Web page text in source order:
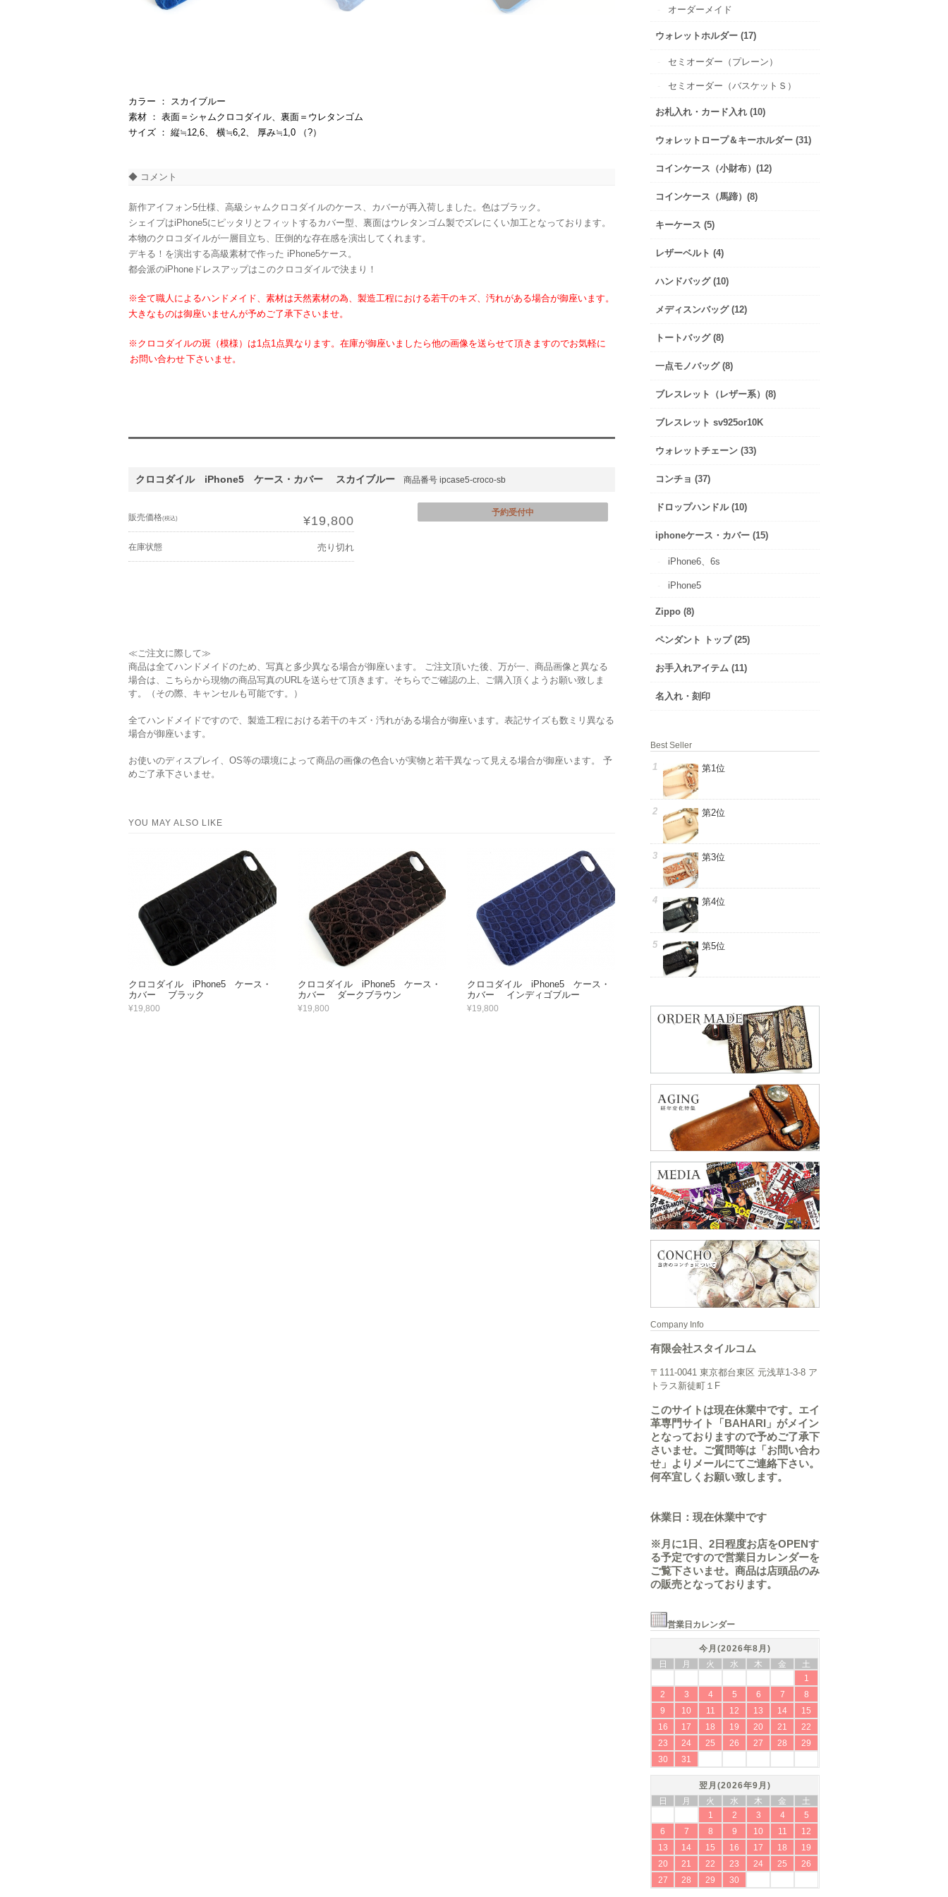
カラー ： スカイブルー
素材 ： 表面＝シャムクロコダイル、裏面＝ウレタンゴム
サイズ ： 縦≒12,6、 横≒6,2、 厚み≒1,0 （?）
◆ コメント
新作アイフォン5仕様、高級シャムクロコダイルのケース、カバーが再入荷しました。色はブラック。
シェイプはiPhone5にピッタリとフィットするカバー型、裏面はウレタンゴム製でズレにくい加工となっております。
本物のクロコダイルが一層目立ち、圧倒的な存在感を演出してくれます。
デキる！を演出する高級素材で作った iPhone5ケース。
都会派のiPhoneドレスアップはこのクロコダイルで決まり！
※全て職人によるハンドメイド、素材は天然素材の為、製造工程における若干のキズ、汚れがある場合が御座います。
大きなものは御座いませんが予めご了承下さいませ。
※クロコダイルの斑（模様）は1点1点異なります。在庫が御座いましたら他の画像を送らせて頂きますのでお気軽に
お問い合わせ下さいませ。
クロコダイル iPhone5 ケース・カバー スカイブルー 商品番号 ipcase5-croco-sb
販売価格(税込) ¥19,800
在庫状態 売り切れ
予約受付中
≪ご注文に際して≫
商品は全てハンドメイドのため、写真と多少異なる場合が御座います。 ご注文頂いた後、万が一、商品画像と異なる
場合は、こちらから現物の商品写真のURLを送らせて頂きます。そちらでご確認の上、ご購入頂くようお願い致しま
す。（その際、キャンセルも可能です。）
全てハンドメイドですので、製造工程における若干のキズ・汚れがある場合が御座います。表記サイズも数ミリ異なる
場合が御座います。
お使いのディスプレイ、OS等の環境によって商品の画像の色合いが実物と若干異なって見える場合が御座います。 予
めご了承下さいませ。
YOU MAY ALSO LIKE
クロコダイル iPhone5 ケース・
カバー ブラック
¥19,800
クロコダイル iPhone5 ケース・
カバー ダークブラウン
¥19,800
クロコダイル iPhone5 ケース・
カバー インディゴブルー
¥19,800
オーダーメイド
ウォレットホルダー (17)
セミオーダー（プレーン）
セミオーダー（バスケットＳ）
お札入れ・カード入れ (10)
ウォレットロープ＆キーホルダー (31)
コインケース（小財布）(12)
コインケース（馬蹄）(8)
キーケース (5)
レザーベルト (4)
ハンドバッグ (10)
メディスンバッグ (12)
トートバッグ (8)
一点モノバッグ (8)
ブレスレット（レザー系）(8)
ブレスレット sv925or10K
ウォレットチェーン (33)
コンチョ (37)
ドロップハンドル (10)
iphoneケース・カバー (15)
iPhone6、6s
iPhone5
Zippo (8)
ペンダント トップ (25)
お手入れアイテム (11)
名入れ・刻印
Best Seller
第1位
第2位
第3位
第4位
第5位
Company Info
有限会社スタイルコム
〒111-0041 東京都台東区 元浅草1-3-8 ア
トラス新徒町１F
このサイトは現在休業中です。エイ
革専門サイト「BAHARI」がメイン
となっておりますので予めご了承下
さいませ。ご質問等は「お問い合わ
せ」よりメールにてご連絡下さい。
何卒宜しくお願い致します。
休業日：現在休業中です
※月に1日、2日程度お店をOPENす
る予定ですので営業日カレンダーを
ご覧下さいませ。商品は店頭品のみ
の販売となっております。
営業日カレンダー
今月(2026年8月)
日
月 火 水 木 金
土
1
2
3 4 5 6 7
8
9
10 11 12 13 14
15
16
17 18 19 20 21
22
23
24 25 26 27 28
29
30
31
翌月(2026年9月)
日
月 火 水 木 金
土
1
2 3 4
5
6
7 8 9 10 11
12
13
14 15 16 17 18
19
20
21 22 23 24 25
26
27
28 29 30